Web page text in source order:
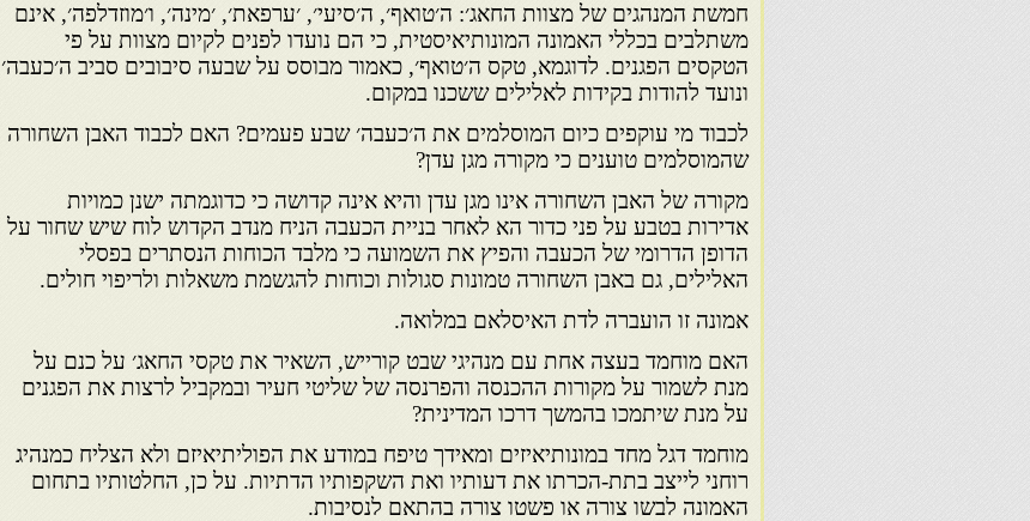
חמשת המנהגים של מצוות החאג׳: ה׳טואף׳, ה׳סיעי׳, ׳ערפאת׳, ׳מינה׳, ו׳מוזדלפה׳, אינם
משתלבים בכללי האמונה המונותיאיסטית, כי הם נועדו לפנים לקיום מצוות על פי
הטקסים הפגנים. לדוגמא, טקס ה׳טואף׳, כאמור מבוסס על שבעה סיבובים סביב ה׳כעבה׳
ונועד להודות בקידות לאלילים ששכנו במקום.
לכבוד מי עוקפים כיום המוסלמים את ה׳כעבה׳ שבע פעמים? האם לכבוד האבן השחורה
שהמוסלמים טוענים כי מקורה מגן עדן?
מקורה של האבן השחורה אינו מגן עדן והיא אינה קדושה כי כדוגמתה ישנן כמויות
אדירות בטבע על פני כדור הא לאחר בניית הכעבה הניח מנדב הקדוש לוח שיש שחור על
הדופן הדרומי של הכעבה והפיץ את השמועה כי מלבד הכוחות הנסתרים בפסלי
האלילים, גם באבן השחורה טמונות סגולות וכוחות להגשמת משאלות ולריפוי חולים.
אמונה זו הועברה לדת האיסלאם במלואה.
האם מוחמד בעצה אחת עם מנהיגי שבט קורייש, השאיר את טקסי החאג׳ על כנם על
מנת לשמור על מקורות ההכנסה והפרנסה של שליטי חעיר ובמקביל לרצות את הפגנים
על מנת שיתמכו בהמשך דרכו המדינית?
מוחמד דגל מחד במונותיאיזים ומאידך טיפח במודע את הפוליתיאיזם ולא הצליח כמנהיג
רוחני לייצב בתת-הכרתו את דעותיו ואת השקפותיו הדתיות. על כן, החלטותיו בתחום
האמונה לבשו צורה או פשטו צורה בהתאם לנסיבות.